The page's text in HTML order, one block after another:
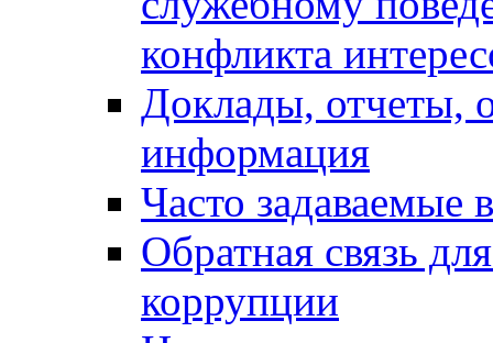
конфликта
Доклады, отчеты,
информация
Часто задаваемые
Обратная связь
коррупции